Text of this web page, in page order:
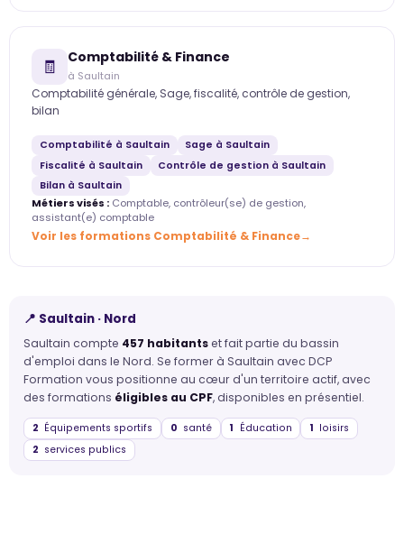
🧾 Comptabilité & Finance
à Saultain
Comptabilité générale, Sage, fiscalité, contrôle de gestion,
bilan
Comptabilité à Saultain
Sage à Saultain
Fiscalité à Saultain
Contrôle de gestion à Saultain
Bilan à Saultain
Métiers visés : Comptable, contrôleur(se) de gestion,
assistant(e) comptable
Voir les formations Comptabilité & Finance
📍 Saultain · Nord
Saultain compte 457 habitantset fait partie du bassin
d'emploi dans le Nord. Se former à Saultain avec DCP
Formation vous positionne au cœur d'un territoire actif, avec
des formations éligibles au CPF, disponibles en présentiel.
2 Équipements sportifs 0 santé 1 Éducation 1 loisirs
2 services publics